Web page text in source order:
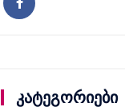
კატეგორიები